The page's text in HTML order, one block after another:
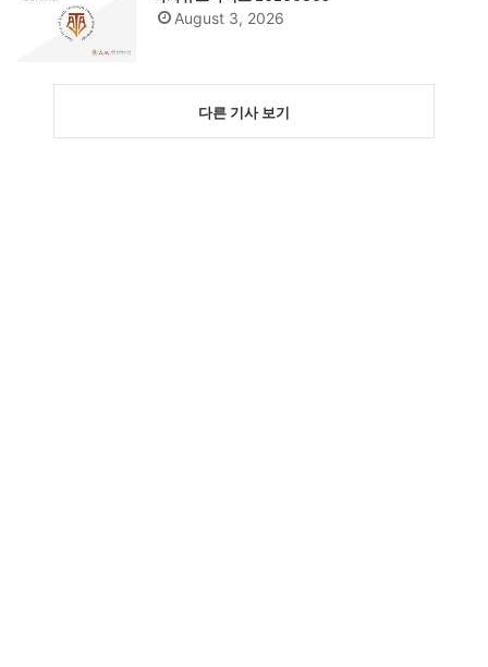
August 3, 2026
다른 기사 보기